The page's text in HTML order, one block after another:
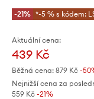
-21% *-5 % s kódem:
Aktuální cena:
439 Kč
Běžná cena: 879 Kč -
Nejnižší cena za
559 Kč -21%